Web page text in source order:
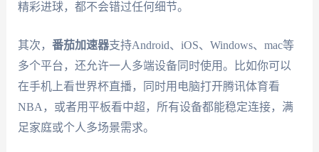
精彩进球，都不会错过任何细节。
其次， 番茄加速器支持Android、iOS、Windows、mac等
多个平台，还允许一人多端设备同时使用。比如你可以
在手机上看世界杯直播，同时用电脑打开腾讯体育看
NBA，或者用平板看中超，所有设备都能稳定连接，满
足家庭或个人多场景需求。